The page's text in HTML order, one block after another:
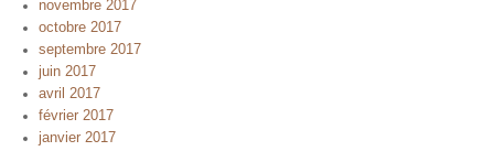
novembre 2017
octobre 2017
septembre 2017
juin 2017
avril 2017
février 2017
janvier 2017